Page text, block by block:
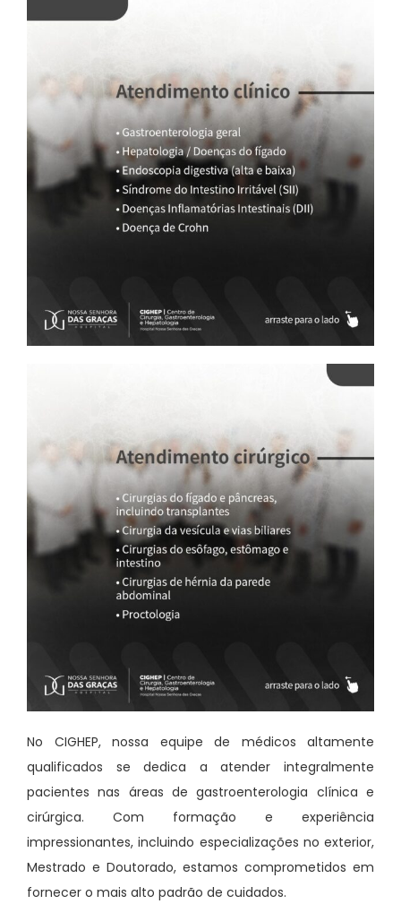
No CIGHEP, nossa equipe de médicos altamente
qualificados se dedica a atender integralmente
pacientes nas áreas de gastroenterologia clínica e
cirúrgica. Com formação e experiência
impressionantes, incluindo especializações no exterior,
Mestrado e Doutorado, estamos comprometidos em
fornecer o mais alto padrão de cuidados.